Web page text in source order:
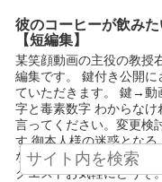
せん（ハッピーエンドじ
お話をテーマに掲載した
https://fujossy.jp/users/
4f681a7d/mine でもやっ
ハッピーエンドがいいと
て…身勝手ですみません
fujossyさんで続きを書き
た。 多少お手間とは存じ
が気に入って頂けたら↑
トへ飛んで頂ければ幸い
彼のコーヒーが飲みた
【短編集】
某笑顔動画の主役の教授
編集です。 鍵付き公開に
ていただきます。 鍵→動
字と毒素数字 わからなけ
言ってください。変更検
す 御本人様の迷惑となる
な行為はおやめください
クエストお気軽にどうぞ